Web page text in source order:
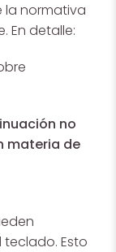
la normativa
En detalle:
no
materia de
Esto